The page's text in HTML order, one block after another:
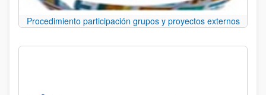
Procedimiento participación grupos y proyectos externos